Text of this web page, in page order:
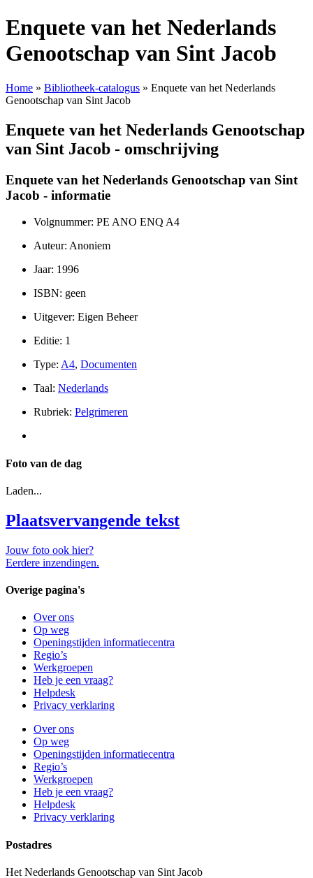
Enquete van het Nederlands
Genootschap van Sint Jacob
Home » Bibliotheek-catalogus » Enquete van het Nederlands
Genootschap van Sint Jacob
Enquete van het Nederlands Genootschap
van Sint Jacob - omschrijving
Enquete van het Nederlands Genootschap van Sint
Jacob - informatie
Volgnummer: PE ANO ENQ A4
Auteur: Anoniem
Jaar: 1996
ISBN: geen
Uitgever: Eigen Beheer
Editie: 1
Type: A4, Documenten
Taal: Nederlands
Rubriek: Pelgrimeren
Foto van de dag
Laden...
Plaatsvervangende tekst
Jouw foto ook hier?
Eerdere inzendingen.
Overige pagina's
Over ons
Op weg
Openingstijden informatiecentra
Regio’s
Werkgroepen
Heb je een vraag?
Helpdesk
Privacy verklaring
Over ons
Op weg
Openingstijden informatiecentra
Regio’s
Werkgroepen
Heb je een vraag?
Helpdesk
Privacy verklaring
Postadres
Het Nederlands Genootschap van Sint Jacob